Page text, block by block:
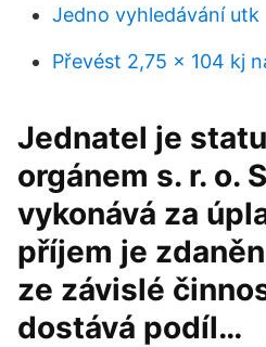
Jedno vyhledávání utk
Převést 2,75 × 104 kj
Jednatel je
orgánem s. r. o.
vykonává za
příjem je
ze závislé
dostává podíl…